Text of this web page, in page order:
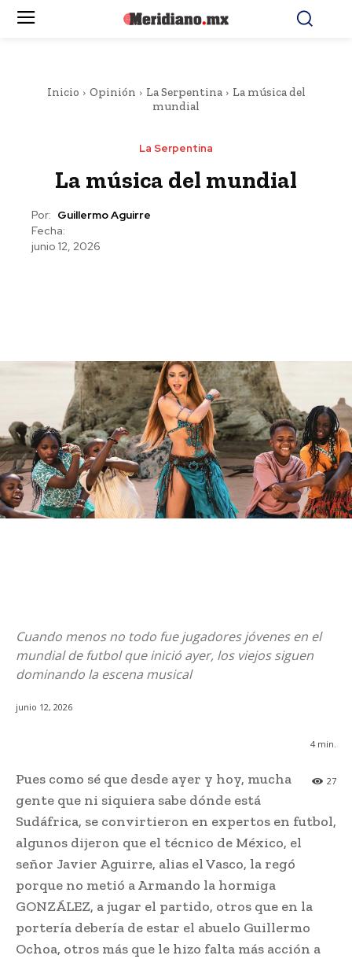
Inicio Opinión La Serpentina
La música del
mundial
La Serpentina
La música del mundial
Por: Guillermo Aguirre
Fecha:
junio 12, 2026
Cuando menos no todo fue jugadores jóvenes en el
mundial de futbol que inició ayer, los viejos siguen
dominando la escena musical
junio 12, 2026
4 min.
27
Pues como sé que desde ayer y hoy, mucha
gente que ni siquiera sabe dónde está
Sudáfrica, se convirtieron en expertos en futbol,
algunos dijeron que el técnico de México, el
señor Javier Aguirre, alias el Vasco, la regó
porque no metió a Armando la hormiga
GONZÁLEZ, a jugar el partido, otros que en la
portería debería de estar el abuelo Guillermo
Ochoa, otros más que le hizo falta más acción a